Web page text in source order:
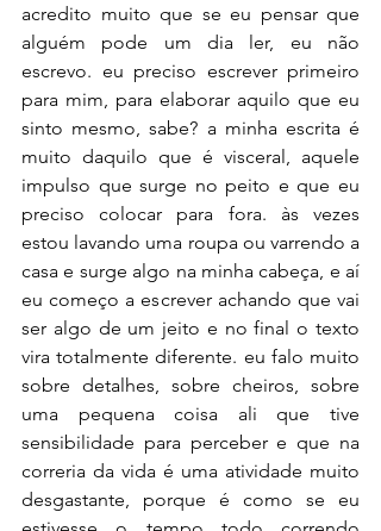
acredito muito que se eu pensar que
alguém pode um dia ler, eu não
escrevo. eu preciso escrever primeiro
para mim, para elaborar aquilo que eu
sinto mesmo, sabe? a minha escrita é
muito daquilo que é visceral, aquele
impulso que surge no peito e que eu
preciso colocar para fora. às vezes
estou lavando uma roupa ou varrendo a
casa e surge algo na minha cabeça, e aí
eu começo a escrever achando que vai
ser algo de um jeito e no final o texto
vira totalmente diferente. eu falo muito
sobre detalhes, sobre cheiros, sobre
uma pequena coisa ali que tive
sensibilidade para perceber e que na
correria da vida é uma atividade muito
desgastante, porque é como se eu